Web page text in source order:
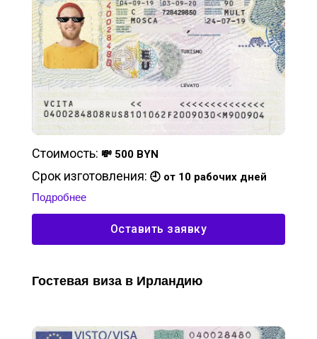
Стоимость: 💸 500 BYN
Срок изготовления: 🕘 от 10 рабочих дней
Подробнее
Оставить заявку
Гостевая виза в Ирландию